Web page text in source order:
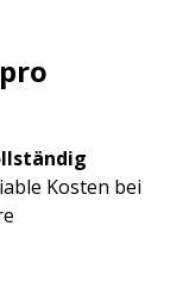
Kosten bei